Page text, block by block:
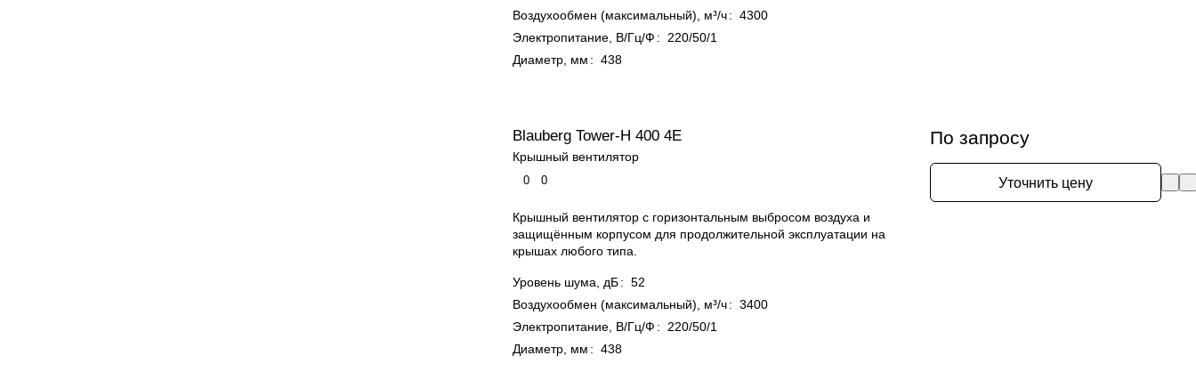
Воздухообмен (максимальный), м³/ч: 4300
Электропитание, В/Гц/Ф :
220/50/1
Диаметр, мм : 438
Blauberg Tower-H 400 4E
Крышный вентилятор
0 0
Крышный вентилятор с горизонтальным выбросом воздуха и
защищённым корпусом для продолжительной эксплуатации на
крышах любого типа.
Уровень шума, дБ: 52
Воздухообмен (максимальный), м³/ч: 3400
Электропитание, В/Гц/Ф :
220/50/1
Диаметр, мм : 438
По запросу
Уточнить цену